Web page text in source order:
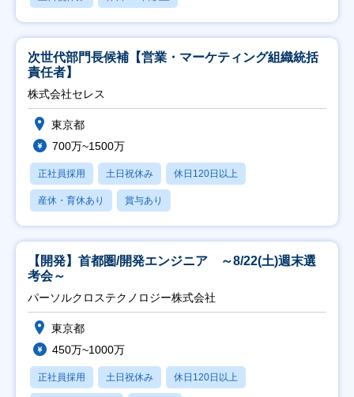
次世代部門長候補【営業・マーケティング組織統括
責任者】
株式会社セレス
東京都
700万~1500万
正社員採用 土日祝休み 休日120日以上
産休・育休あり 賞与あり
【開発】首都圏/開発エンジニア ～8/22(土)週末選
考会～
パーソルクロステクノロジー株式会社
東京都
450万~1000万
正社員採用 土日祝休み 休日120日以上